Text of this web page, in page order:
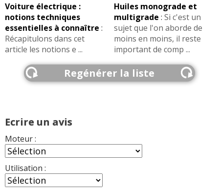
Voiture électrique :
notions techniques
essentielles à connaître :
Récapitulons dans cet
article les notions e ...
Huiles monograde et
multigrade : Si c'est un
sujet que l'on aborde de
moins en moins, il reste
important de comp ...
Regénérer la liste
Ecrire un avis
Moteur :
Utilisation :